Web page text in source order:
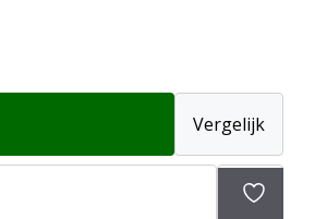
Vergelijk